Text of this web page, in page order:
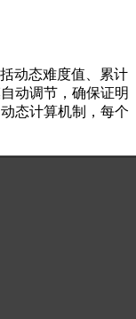
动态难度值、累计
动调节，确保证明
态计算机制，每个